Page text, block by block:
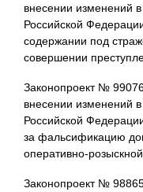
внесении изменений
Российской
содержании под
совершении
Законопроект №
внесении изменений в
Российской
за фальсификацию
оперативно-
Законопроект №